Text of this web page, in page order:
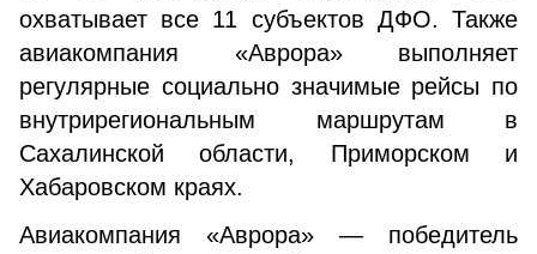
охватывает все 11 субъектов ДФО. Также
авиакомпания «Аврора» выполняет
регулярные социально значимые рейсы по
внутрирегиональным маршрутам в
Сахалинской области, Приморском и
Хабаровском краях.
Авиакомпания «Аврора» — победитель